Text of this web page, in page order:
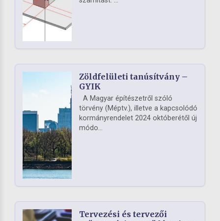
Zöldfelületi tanúsítvány –
GYIK
A Magyar építészetről szóló
törvény (Méptv.), illetve a kapcsolódó
kormányrendelet 2024 októberétől új
módo...
Tervezési és tervezői